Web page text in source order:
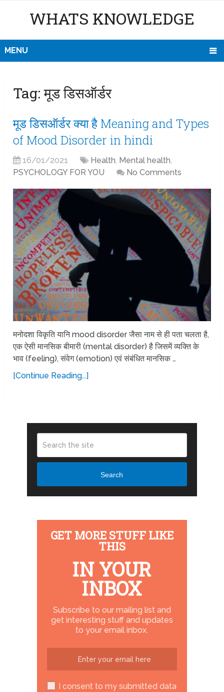
WHATS KNOWLEDGE
MENU
Tag:मूड डिसऑर्डर
मूड डिसऑर्डर क्या है Meaning and Types
of Mood Disorder in hindi
16/01/2021 Health, Mental health,
PSYCHOLOGY FOR YOU
No Comments
मनोदशा विकृति यानि mood disorder जैसा नाम से ही पता चलता है,
एक ऐसी मानसिक बीमारी (mental disorder) है जिसमें व्यक्ति के
भाव (feeling), संवेग (emotion) एवं संबंधित मानसिक …
[Continue Reading...]
Search
GET MORE STUFF LIKE
THIS
IN YOUR
INBOX
Subscribe to our mailing list and
get interesting stuff and updates
to your email inbox.
I consent to my submitted data